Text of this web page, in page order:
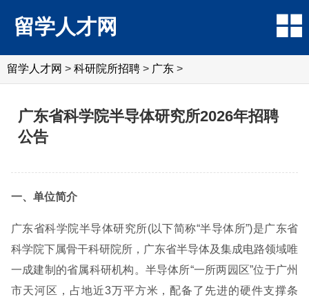
留学人才网
留学人才网 > 科研院所招聘 > 广东 >
广东省科学院半导体研究所2026年招聘
公告
一、单位简介
广东省科学院半导体研究所(以下简称“半导体所”)是广东省
科学院下属骨干科研院所，广东省半导体及集成电路领域唯
一成建制的省属科研机构。半导体所“一所两园区”位于广州
市天河区，占地近3万平方米，配备了先进的硬件支撑条